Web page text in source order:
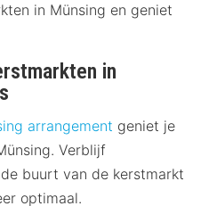
in Münsing en geniet
in
arrangement geniet je
Verblijf
buurt van de kerstmarkt
optimaal.